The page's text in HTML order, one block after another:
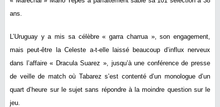
ans.
L’Uruguay y a mis sa célèbre « garra charrua », son engagement,
mais peut-être la Celeste a-t-elle laissé beaucoup d’influx nerveux
dans l’affaire « Dracula Suarez », jusqu’à une conférence de presse
de veille de match où Tabarez s’est contenté d’un monologue d’un
quart d’heure sur le sujet sans répondre à la moindre question sur le
jeu.